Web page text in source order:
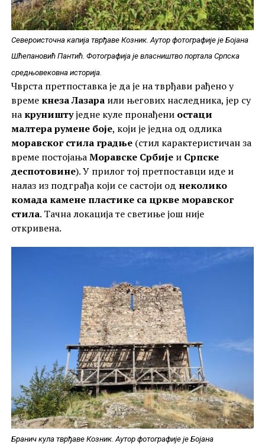
Североисточна капија тврђаве Козник. Аутор фотографије је Бојана
Шћепановић Пантић. Фотографија је власништво портала Српска
средњовековна историја.
Чврста претпоставка је да је на тврђави рађено у
време кнеза Лазараили његових наследника, јер су
на круништуједне куле пронађени остаци
малтера румене боје, који је једна од одлика
моравског стила градње(стил карактеристичан за
време постојањаМоравске Србијеи Српске
деспотовине). У прилог тој претпоставци иде и
налаз из подграђа који се састоји од неколико
комада камене пластике са цркве моравског
стила. Тачна локација те светиње још није
откривена.
Бранич кула тврђаве Козник. Аутор фотографије је Бојана